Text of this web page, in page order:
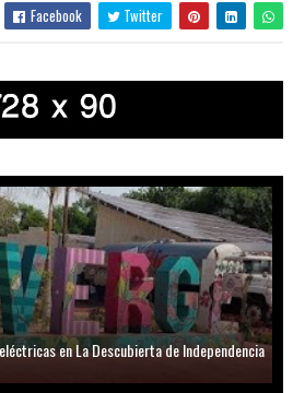
Facebook Twitter
en La Descubierta de Independencia